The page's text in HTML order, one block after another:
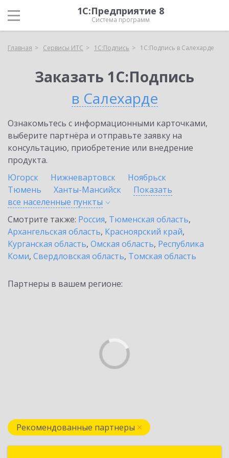
1С:Предприятие 8
Система программ
Главная Сервисы ИТС 1С:Подпись 1С:Подпись в Салехарде
Заказать 1С:Подпись
в Салехарде
Ознакомьтесь с информационными карточками,
выберите партнёра и отправьте заявку на
консультацию, приобретение или внедрение
продукта.
Югорск
Нижневартовск
Ноябрьск
Тюмень
Ханты-Мансийск
Показать
все населенные пункты
Смотрите также: Россия, Тюменская область,
Архангельская область, Красноярский край,
Курганская область, Омская область, Республика
Коми, Свердловская область, Томская область
Партнеры в вашем регионе:
Рекомендованные партнеры